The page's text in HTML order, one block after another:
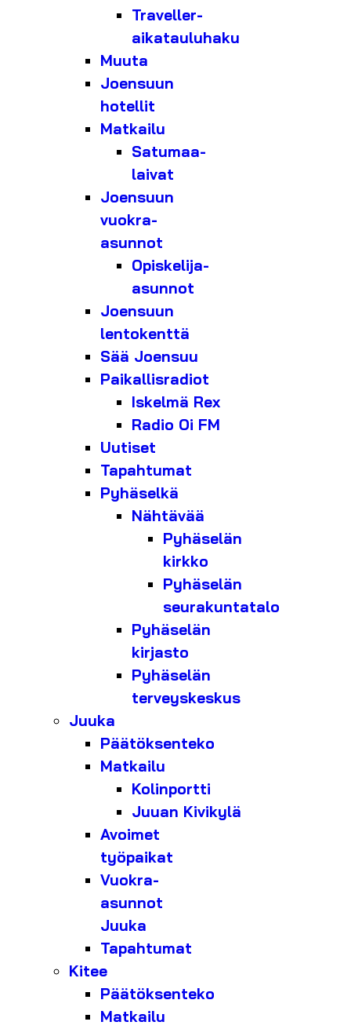
Traveller-
aikatauluhaku
Muuta
Joensuun
hotellit
Matkailu
Satumaa-
laivat
Joensuun
vuokra-
asunnot
Opiskelija-
asunnot
Joensuun
lentokenttä
Sää Joensuu
Paikallisradiot
Iskelmä Rex
Radio Oi FM
Uutiset
Tapahtumat
Pyhäselkä
Nähtävää
Pyhäselän
kirkko
Pyhäselän
seurakuntatalo
Pyhäselän
kirjasto
Pyhäselän
terveyskeskus
Juuka
Päätöksenteko
Matkailu
Kolinportti
Juuan Kivikylä
Avoimet
työpaikat
Vuokra-
asunnot
Juuka
Tapahtumat
Kitee
Päätöksenteko
Matkailu